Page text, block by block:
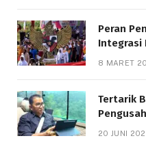
Peran
Integrasi
8 MARET
Tertarik
1.000
20 JUNI